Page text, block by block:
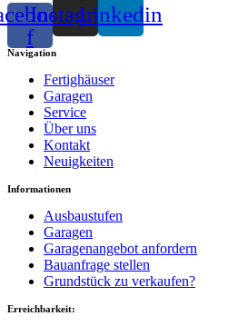
f
InstagramLinkedin
Navigation
Fertighäuser
Garagen
Service
Über uns
Kontakt
Neuigkeiten
Informationen
Ausbaustufen
Garagen
Garagenangebot anfordern
Bauanfrage stellen
Grundstück zu verkaufen?
Erreichbarkeit: